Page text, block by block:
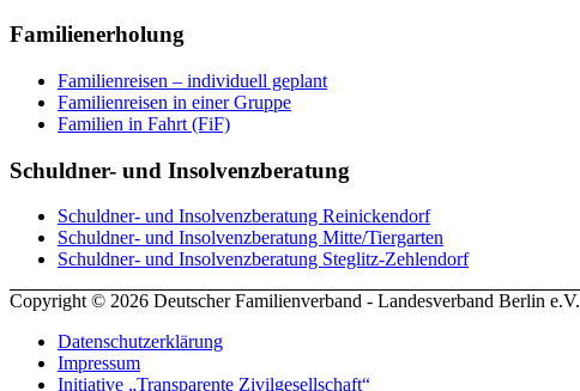
Familienerholung
Familienreisen – individuell geplant
Familienreisen in einer Gruppe
Familien in Fahrt (FiF)
Schuldner- und Insolvenzberatung
Schuldner- und Insolvenzberatung Reinickendorf
Schuldner- und Insolvenzberatung Mitte/Tiergarten
Schuldner- und Insolvenzberatung Steglitz-Zehlendorf
Copyright © 2026 Deutscher Familienverband - Landesverband Berlin e.V.
Datenschutzerklärung
Impressum
Initiative „Transparente Zivilgesellschaft“